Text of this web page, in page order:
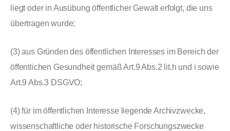
liegt oder in Ausübung öffentlicher Gewalt erfolgt, die uns
übertragen wurde;
(3) aus Gründen des öffentlichen Interesses im Bereich der
öffentlichen Gesundheit gemäß Art.9 Abs.2 lit.h und i sowie
Art.9 Abs.3 DSGVO;
(4) für im öffentlichen Interesse liegende Archivzwecke,
wissenschaftliche oder historische Forschungszwecke